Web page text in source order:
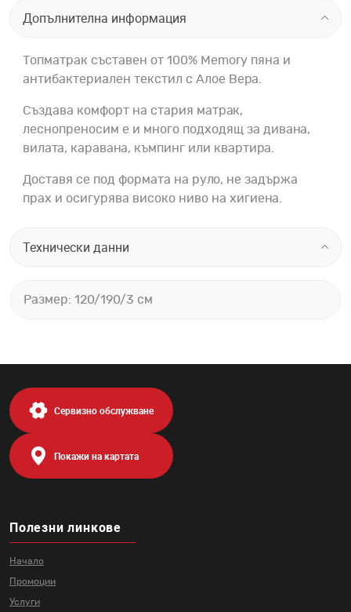
Допълнителна информация
Топматрак съставен от 100% Memory пяна и
антибактериален текстил с Алое Вера.
Създава комфорт на стария матрак,
леснопреносим е и много подходящ за дивана,
вилата, каравана, къмпинг или квартира.
Доставя се под формата на руло, не задържа
прах и осигурява високо ниво на хигиена.
Технически данни
Размер: 120/190/3 см
Полезни линкове
Начало
Промоции
Услуги
Сервизно обслужване
Покажи на картата